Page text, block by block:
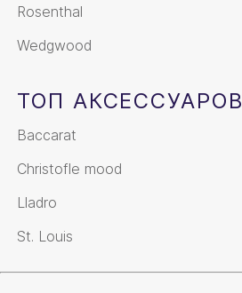
Rosenthal
Wedgwood
ТОП АКСЕССУАРОВ
Baccarat
Christofle mood
Lladro
St. Louis